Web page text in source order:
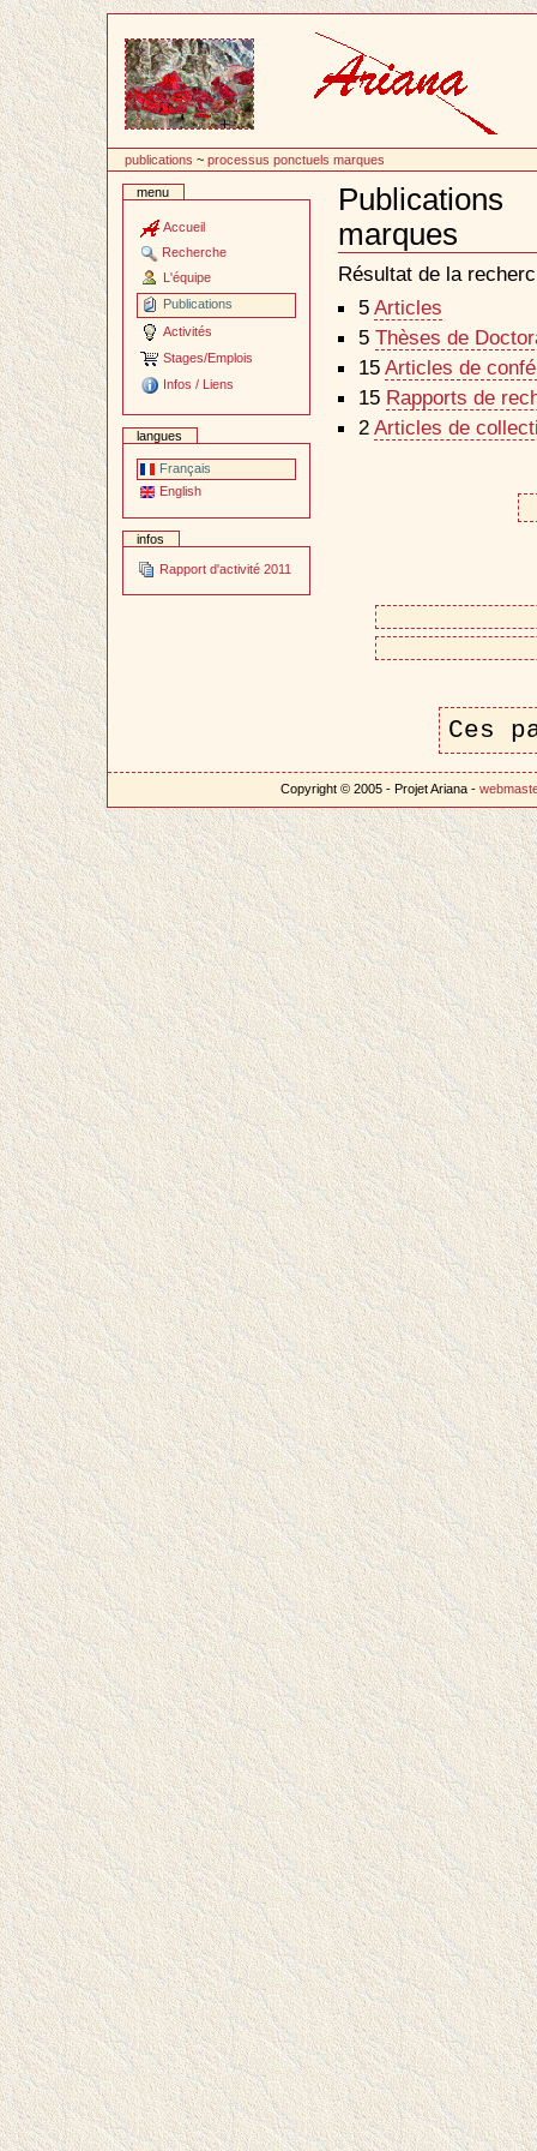
contenu
publications ~processus ponctuels marques
menu
Accueil
Recherche
L'équipe
Publications
Activités
Stages/Emplois
Infos / Liens
langues
Français
English
infos
Rapport d'activité 2011
marques
Document
Actions
Résultat de la
5 Articles
5 Thèses de
15 Articles de
15 Rapports de
2 Articles de
Ces
Copyright © 2005 - Projet Ariana -